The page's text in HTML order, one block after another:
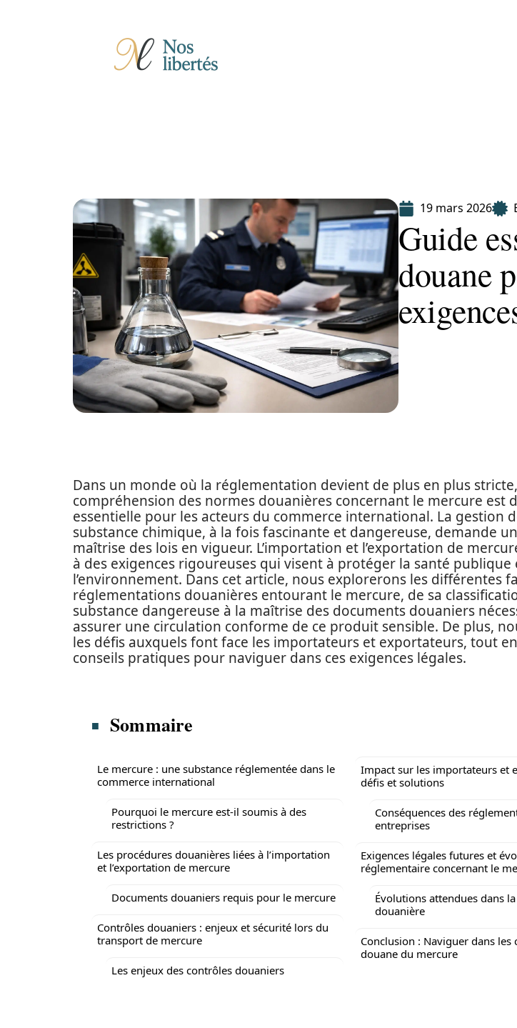
19 mars 2026
Guide
douane
Dans un monde où la réglementation devient de plus en plus
compréhension des normes douanières concernant le mercure est
essentielle pour les acteurs du commerce international. La gestion
substance chimique, à la fois fascinante et dangereuse, demande
maîtrise des lois en vigueur. L’importation et l’exportation de
à des exigences rigoureuses qui visent à protéger la santé publique
l’environnement. Dans cet article, nous explorerons les différentes
réglementations douanières entourant le mercure, de sa
substance dangereuse à la maîtrise des documents douaniers
assurer une circulation conforme de ce produit sensible. De plus,
les défis auxquels font face les importateurs et exportateurs, tout
conseils pratiques pour naviguer dans ces exigences légales.
Sommaire
Le mercure : une substance réglementée dans le
commerce international
Pourquoi le mercure est-il soumis à des
restrictions ?
Les procédures douanières liées à l’importation
et l’exportation de mercure
Documents douaniers requis pour le mercure
Contrôles douaniers : enjeux et sécurité lors du
transport de mercure
Les enjeux des contrôles douaniers
Impact sur les importateurs et
défis et solutions
Conséquences des
entreprises
Exigences légales futures et
réglementaire concernant le
Évolutions attendues dans
douanière
Conclusion : Naviguer dans les
douane du mercure